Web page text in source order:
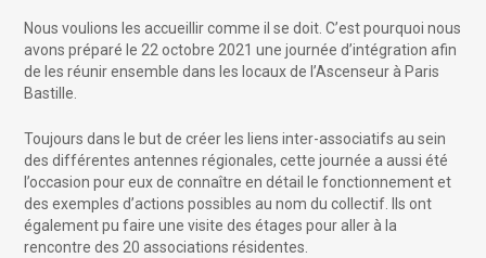
Nous voulions les accueillir comme il se doit. C’est pourquoi nous
avons préparé le 22 octobre 2021 une journée d’intégration afin
de les réunir ensemble dans les locaux de l’Ascenseur à Paris
Bastille.
Toujours dans le but de créer les liens inter-associatifs au sein
des différentes antennes régionales, cette journée a aussi été
l’occasion pour eux de connaître en détail le fonctionnement et
des exemples d’actions possibles au nom du collectif. Ils ont
également pu faire une visite des étages pour aller à la
rencontre des 20 associations résidentes.